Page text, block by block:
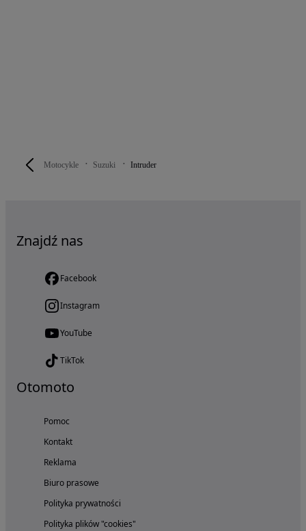
Motocykle Suzuki Intruder
Znajdź nas
Facebook
Instagram
YouTube
TikTok
Otomoto
Pomoc
Kontakt
Reklama
Biuro prasowe
Polityka prywatności
Polityka plików "cookies"